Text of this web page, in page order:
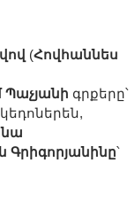
(Հովհաննես
Պաչյանի գրքերը՝
Գրիգորյանինը՝